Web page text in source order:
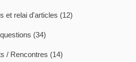
et relai d'articles (12)
(34)
/ Rencontres (14)